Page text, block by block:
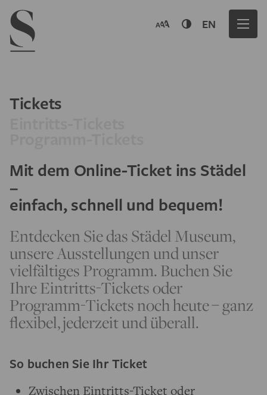
Navigation menu
EN
Tickets
Mit dem Online-Ticket ins Städel
–
einfach, schnell und bequem!
Entdecken Sie das Städel Museum,
unsere Ausstellungen und unser
vielfältiges Programm. Buchen Sie
Ihre Eintritts-Tickets oder
Programm-Tickets noch heute – ganz
flexibel, jederzeit und überall.
So buchen Sie Ihr Ticket
Zwischen Eintritts-Ticket oder